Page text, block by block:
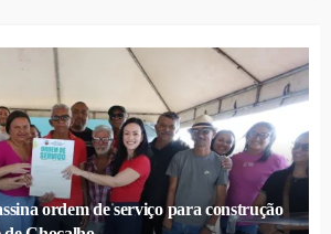
ordem de serviço para construção